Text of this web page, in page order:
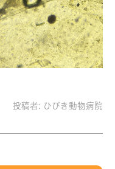
投稿者: ひびき動物病院